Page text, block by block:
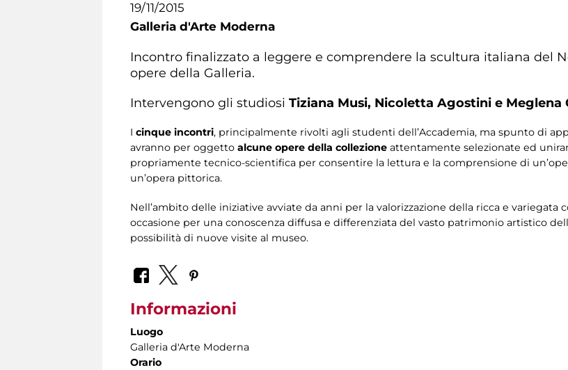
19/11/2015
Galleria d'Arte Moderna
Incontro finalizzato a leggere e comprendere la scultura italiana del
opere della Galleria.
Intervengono gli studiosi Tiziana Musi, Nicoletta Agostini e Meglena
I cinque incontri, principalmente rivolti agli studenti dell’Accademia, ma spunto di
avranno per oggetto alcune opere della collezione attentamente selezionate ed
propriamente tecnico-scientifica per consentire la lettura e la comprensione di
un’opera pittorica.
Nell’ambito delle iniziative avviate da anni per la valorizzazione della ricca e
occasione per una conoscenza diffusa e differenziata del vasto patrimonio artistico
possibilità di nuove visite al museo.
Informazioni
Luogo
Galleria d'Arte Moderna
Orario